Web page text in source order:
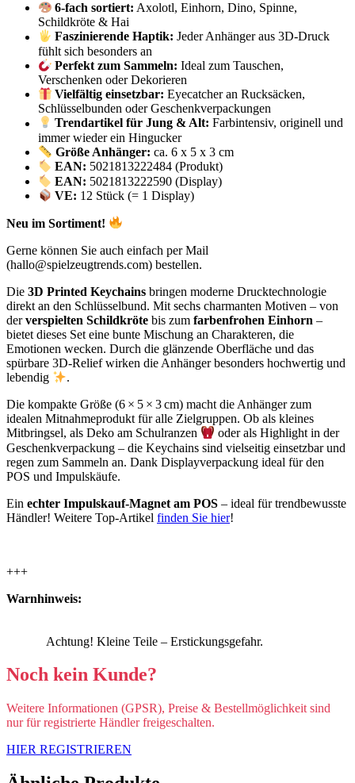
6-fach sortiert: Axolotl, Einhorn, Dino, Spinne,
Schildkröte & Hai
Faszinierende Haptik: Jeder Anhänger aus 3D-Druck
fühlt sich besonders an
Perfekt zum Sammeln: Ideal zum Tauschen,
Verschenken oder Dekorieren
Vielfältig einsetzbar: Eyecatcher an Rucksäcken,
Schlüsselbunden oder Geschenkverpackungen
Trendartikel für Jung & Alt: Farbintensiv, originell und
immer wieder ein Hingucker
Größe Anhänger: ca. 6 x 5 x 3 cm
EAN: 5021813222484 (Produkt)
EAN: 5021813222590 (Display)
VE: 12 Stück (= 1 Display)
Neu im Sortiment!
Gerne können Sie auch einfach per Mail
(hallo@spielzeugtrends.com) bestellen.
Die 3D Printed Keychains bringen moderne Drucktechnologie
direkt an den Schlüsselbund. Mit sechs charmanten Motiven – von
derverspielten Schildkröte bis zum farbenfrohen Einhorn –
bietet dieses Set eine bunte Mischung an Charakteren, die
Emotionen wecken. Durch die glänzende Oberfläche und das
spürbare 3D-Relief wirken die Anhänger besonders hochwertig und
lebendig
.
Die kompakte Größe (6 × 5 × 3 cm) macht die Anhänger zum
idealen Mitnahmeprodukt für alle Zielgruppen. Ob als kleines
Mitbringsel, als Deko am Schulranzen
oder als Highlight in der
Geschenkverpackung – die Keychains sind vielseitig einsetzbar und
regen zum Sammeln an. Dank Displayverpackung ideal für den
POS und Impulskäufe.
Ein echter Impulskauf-Magnet am POS – ideal für trendbewusste
Händler! Weitere Top-Artikel finden Sie hier!
+++
Warnhinweis:
Achtung! Kleine Teile – Erstickungsgefahr.
Noch kein Kunde?
Weitere Informationen (GPSR), Preise & Bestellmöglichkeit sind
nur für registrierte Händler freigeschalten.
HIER REGISTRIEREN